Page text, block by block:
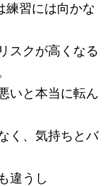
練習には向かな
スクが高くなる
いと本当に転ん
く、気持ちとバ
違うし